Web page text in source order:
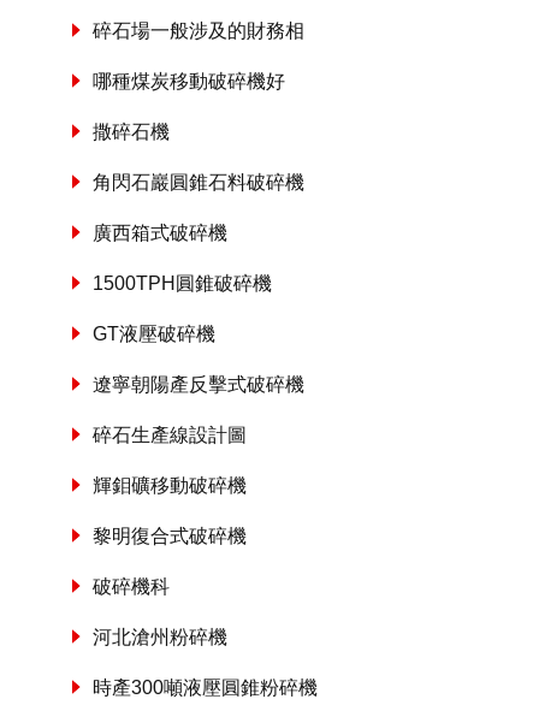
碎石場一般涉及的財務相
哪種煤炭移動破碎機好
撒碎石機
角閃石巖圓錐石料破碎機
廣西箱式破碎機
1500TPH圓錐破碎機
GT液壓破碎機
遼寧朝陽產反擊式破碎機
碎石生產線設計圖
輝鉬礦移動破碎機
黎明復合式破碎機
破碎機科
河北滄州粉碎機
時產300噸液壓圓錐粉碎機